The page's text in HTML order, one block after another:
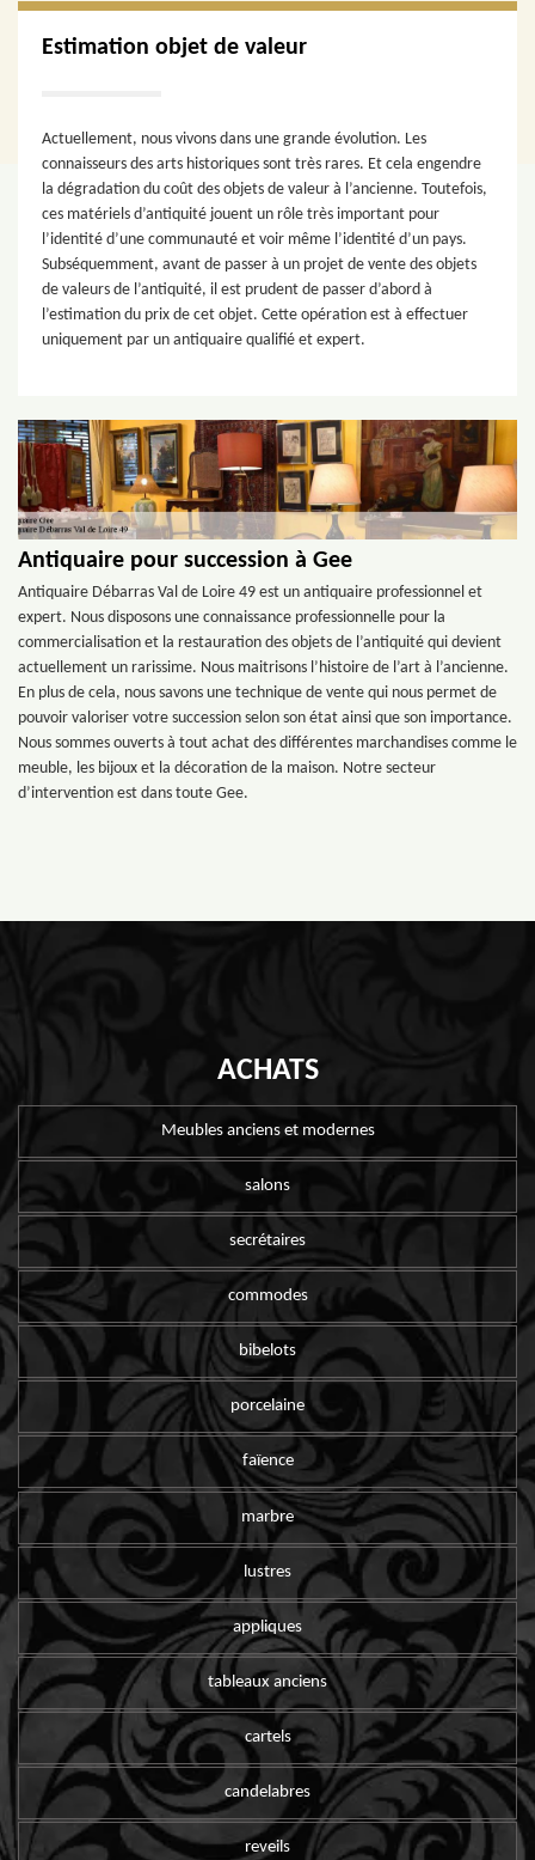
Estimation objet de valeur
Actuellement, nous vivons dans une grande évolution. Les
connaisseurs des arts historiques sont très rares. Et cela engendre
la dégradation du coût des objets de valeur à l’ancienne. Toutefois,
ces matériels d’antiquité jouent un rôle très important pour
l’identité d’une communauté et voir même l’identité d’un pays.
Subséquemment, avant de passer à un projet de vente des objets
de valeurs de l’antiquité, il est prudent de passer d’abord à
l’estimation du prix de cet objet. Cette opération est à effectuer
uniquement par un antiquaire qualifié et expert.
Antiquaire pour succession à Gee
Antiquaire Débarras Val de Loire 49 est un antiquaire professionnel et
expert. Nous disposons une connaissance professionnelle pour la
commercialisation et la restauration des objets de l’antiquité qui devient
actuellement un rarissime. Nous maitrisons l’histoire de l’art à l’ancienne.
En plus de cela, nous savons une technique de vente qui nous permet de
pouvoir valoriser votre succession selon son état ainsi que son importance.
Nous sommes ouverts à tout achat des différentes marchandises comme le
meuble, les bijoux et la décoration de la maison. Notre secteur
d’intervention est dans toute Gee.
ACHATS
Meubles anciens et modernes
salons
secrétaires
commodes
bibelots
porcelaine
faïence
marbre
lustres
appliques
tableaux anciens
cartels
candelabres
reveils